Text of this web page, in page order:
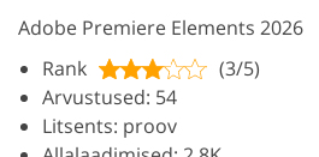
Adobe Premiere Elements 2026
Rank
(3/5)
Arvustused: 54
Litsents: proov